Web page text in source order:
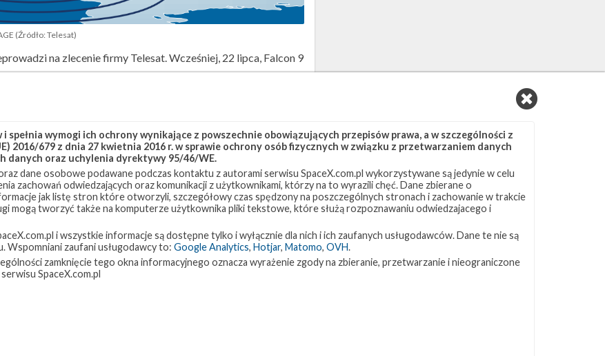
(Źródło: Telesat)
na zlecenie firmy Telesat. Wcześniej, 22 lipca, Falcon 9
tej misji wykorzystany zostanie nowy egzemplarz rakiety
lądowanie pierwszego stopnia rakiety na autonomicznej
5 września. Rakieta została wtedy ustawiona na platformie
tlenem, a następnie na kilka sekund uruchomiono 9
wróciła do hangaru, gdzie na jej szczycie zainstalowano
wyznaczonym terminie. Przeszkodą mogą okazać się chmury
mogące powodować zamarzanie.
spełnia wymogi ich ochrony wynikające z powszechnie obowiązujących przepisów prawa, a w szczególności z
2016/679 z dnia 27 kwietnia 2016 r. w sprawie ochrony osób fizycznych w związku z przetwarzaniem danych
danych oraz uchylenia dyrektywy 95/46/WE.
dane osobowe podawane podczas kontaktu z autorami serwisu SpaceX.com.pl wykorzystywane są jedynie w celu
zachowań odwiedzających oraz komunikacji z użytkownikami, którzy na to wyrazili chęć. Dane zbierane o
jak listę stron które otworzyli, szczegółowy czas spędzony na poszczególnych stronach i zachowanie w trakcie
mogą tworzyć także na komputerze użytkownika pliki tekstowe, które służą rozpoznawaniu odwiedzajacego i
i wszystkie informacje są dostępne tylko i wyłącznie dla nich i ich zaufanych usługodawców. Dane te nie są
zaufani usługodawcy to: Google Analytics, Hotjar, Matomo, OVH.
zamknięcie tego okna informacyjnego oznacza wyrażenie zgody na zbieranie, przetwarzanie i nieograniczone
SpaceX.com.pl